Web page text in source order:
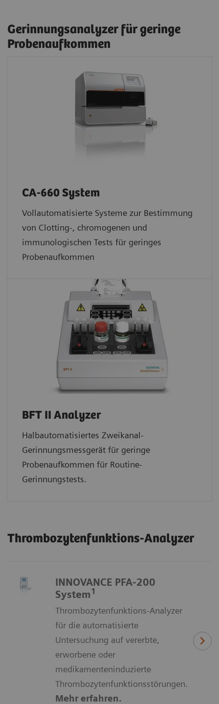
Gerinnungsanalyzer für geringe
Probenaufkommen
CA-660 System
Vollautomatisierte Systeme zur Bestimmung
von Clotting-, chromogenen und
immunologischen Tests für geringes
Probenaufkommen
BFT II Analyzer
Halbautomatisiertes Zweikanal-
Gerinnungsmessgerät für geringe
Probenaufkommen für Routine-
Gerinnungstests.
Thrombozytenfunktions-Analyzer
INNOVANCE PFA-200
System1
Thrombozytenfunktions-Analyzer
für die automatisierte
Untersuchung auf vererbte,
erworbene oder
medikamenteninduzierte
Thrombozytenfunktionsstörungen.
Mehr erfahren.